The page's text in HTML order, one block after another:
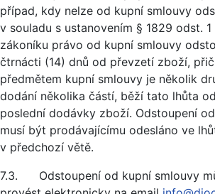
případ, kdy nelze od kupní smlouvy
v souladu s ustanovením § 1829 odst.
zákoníku právo od kupní smlouvy
čtrnácti (14) dnů od převzetí zboží,
předmětem kupní smlouvy je několik
dodání několika částí, běží tato lhůta
poslední dodávky zboží. Odstoupení
musí být prodávajícímu odesláno ve
v předchozí větě.
7.3. Odstoupení od kupní smlouvy